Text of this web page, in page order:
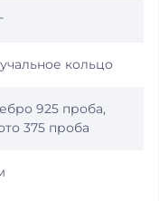
кольцо
925 проба,
375 проба